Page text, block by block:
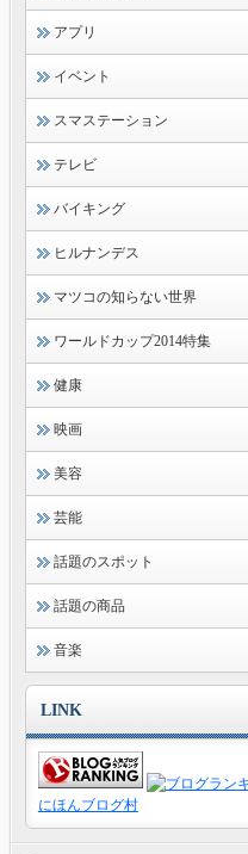
アプリ
イベント
スマステーション
テレビ
バイキング
ヒルナンデス
マツコの知らない世界
ワールドカップ2014特集
健康
映画
美容
芸能
話題のスポット
話題の商品
音楽
LINK
にほんブログ村